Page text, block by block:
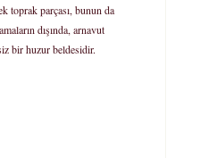
toprak parçası, bunun da
dışında, arnavut
bir huzur beldesidir.